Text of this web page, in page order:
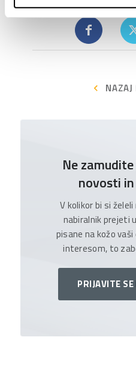
Ne
novosti
V kolikor bi si
nabiralnik prejeti
pisane na kožo
interesom, to
PRIJAVITE